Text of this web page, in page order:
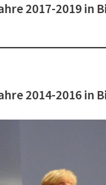
2017-2019 in
2014-2016 in